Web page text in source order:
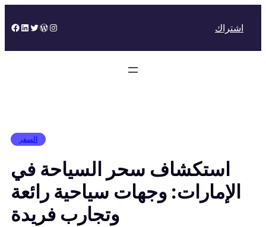
to
Facebook
LinkedIn
Twitter
WordPress
Instagram اشتراك
السفر
استكشاف سحر السياحة في
الإمارات: وجهات سياحية رائعة
وتجارب فريدة